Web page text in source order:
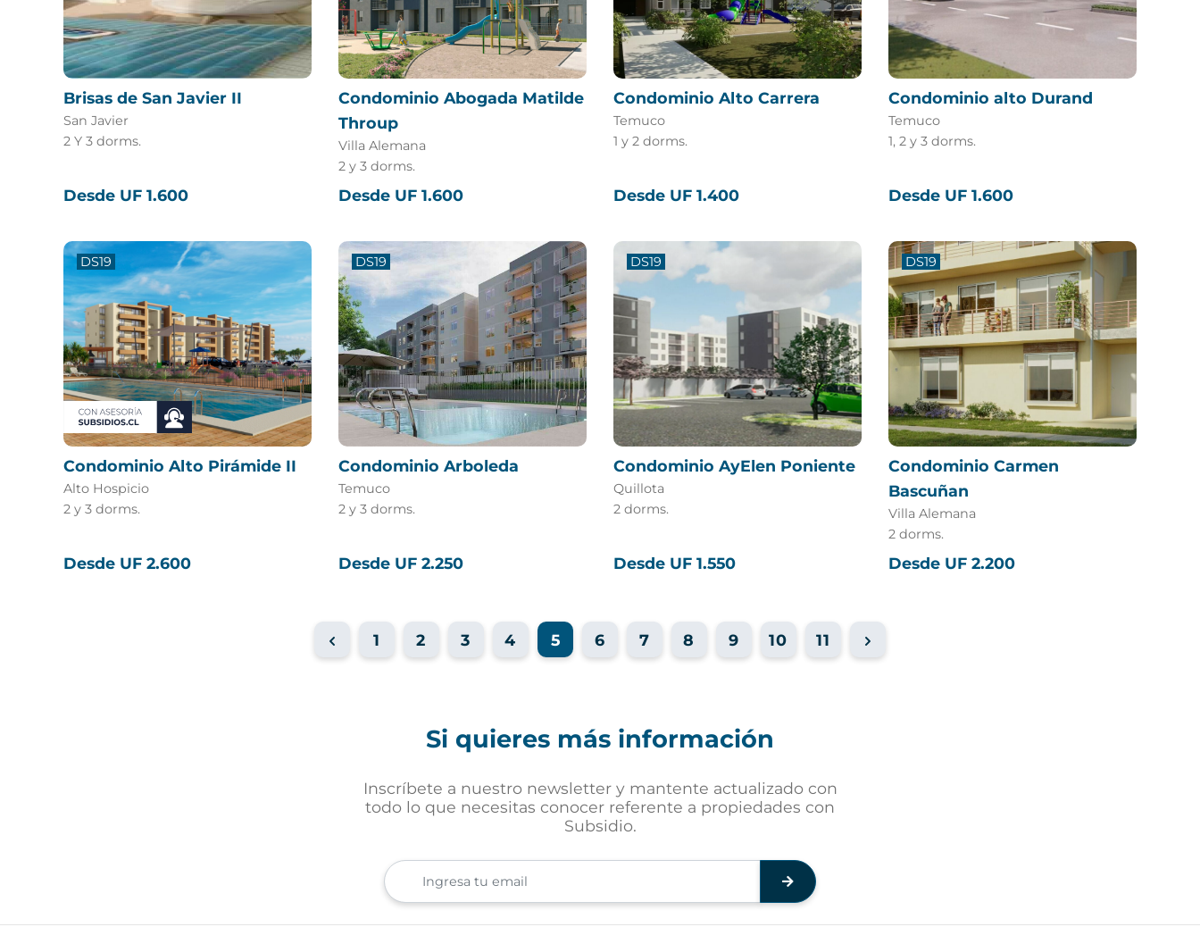
Brisas de San Javier II
San Javier
2 Y 3 dorms.
Desde UF 1.600
Condominio Abogada Matilde
Throup
Villa Alemana
2 y 3 dorms.
Desde UF 1.600
Condominio Alto Carrera
Temuco
1 y 2 dorms.
Desde UF 1.400
Condominio alto Durand
Temuco
1, 2 y 3 dorms.
Desde UF 1.600
DS19
Condominio Alto Pirámide II
Alto Hospicio
2 y 3 dorms.
Desde UF 2.600
DS19
Condominio Arboleda
Temuco
2 y 3 dorms.
Desde UF 2.250
DS19
Condominio AyElen Poniente
Quillota
2 dorms.
Desde UF 1.550
DS19
Condominio Carmen
Bascuñan
Villa Alemana
2 dorms.
Desde UF 2.200
1 2 3 4 5 6 7 8 9 10 11
Si quieres más información
Inscríbete a nuestro newsletter y mantente actualizado con
todo lo que necesitas conocer referente a propiedades con
Subsidio.